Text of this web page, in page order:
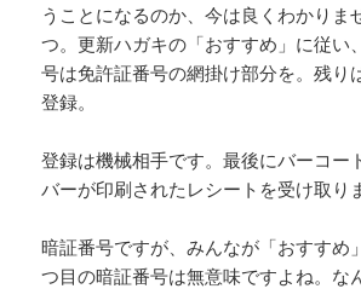
うことになるのか、今は良くわかりま
つ。更新ハガキの「おすすめ」に従い
号は免許証番号の網掛け部分を。残り
登録。
登録は機械相手です。最後にバーコー
バーが印刷されたレシートを受け取り
暗証番号ですが、みんなが「おすすめ
つ目の暗証番号は無意味ですよね。な